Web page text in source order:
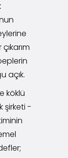
açık.
köklü
şirketi -